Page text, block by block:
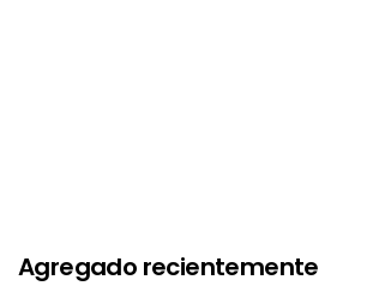
Agregado recientemente